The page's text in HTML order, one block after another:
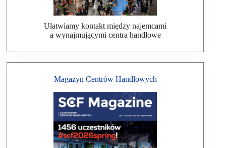
Ułatwiamy kontakt między najemcami
a wynajmującymi centra handlowe
Magazyn Centrów Handlowych